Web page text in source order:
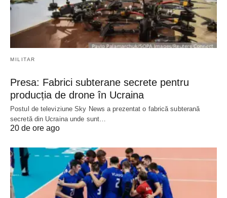
MILITAR
Presa: Fabrici subterane secrete pentru
producția de drone în Ucraina
Postul de televiziune Sky News a prezentat o fabrică subterană
secretă din Ucraina unde sunt…
20 de ore ago